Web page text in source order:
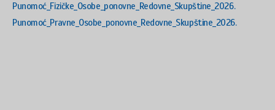
Punomoć_Fizičke_Osobe_ponovne_Redovne_Skupštine_2026.
Punomoć_Pravne_Osobe_ponovne_Redovne_Skupštine_2026.